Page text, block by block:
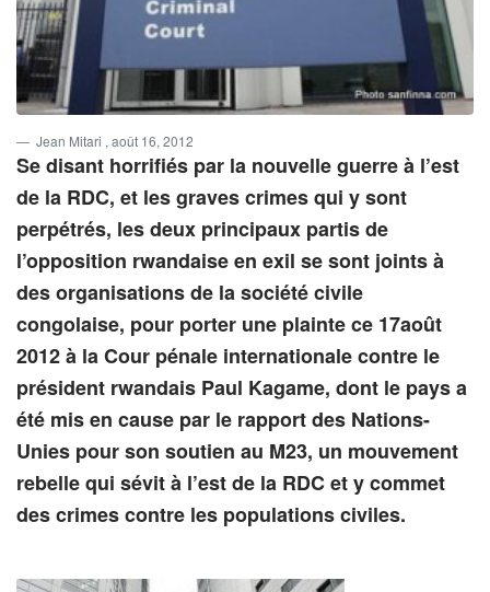
Jean Mitari , août 16, 2012
Se disant horrifiés par la nouvelle guerre à l’est
de la RDC, et les graves crimes qui y sont
perpétrés, les deux principaux partis de
l’opposition rwandaise en exil se sont joints à
des organisations de la société civile
congolaise, pour porter une plainte ce 17août
2012 à la Cour pénale internationale contre le
président rwandais Paul Kagame, dont le pays a
été mis en cause par le rapport des Nations-
Unies pour son soutien au M23, un mouvement
rebelle qui sévit à l’est de la RDC et y commet
des crimes contre les populations civiles.